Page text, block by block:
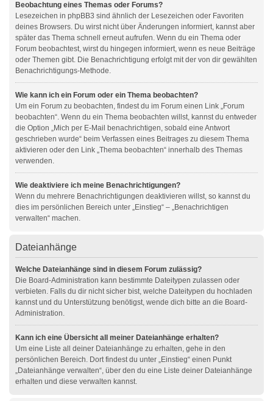
Beobachtung eines Themas oder Forums?
Lesezeichen in phpBB3 sind ähnlich der Lesezeichen oder Favoriten
deines Browsers. Du wirst nicht über Änderungen informiert, kannst aber
später das Thema schnell erneut aufrufen. Wenn du ein Thema oder
Forum beobachtest, wirst du hingegen informiert, wenn es neue Beiträge
oder Themen gibt. Die Benachrichtigung erfolgt mit der von dir gewählten
Benachrichtigungs-Methode.
Wie kann ich ein Forum oder ein Thema beobachten?
Um ein Forum zu beobachten, findest du im Forum einen Link „Forum
beobachten“. Wenn du ein Thema beobachten willst, kannst du entweder
die Option „Mich per E-Mail benachrichtigen, sobald eine Antwort
geschrieben wurde“ beim Verfassen eines Beitrages zu diesem Thema
aktivieren oder den Link „Thema beobachten“ innerhalb des Themas
verwenden.
Wie deaktiviere ich meine Benachrichtigungen?
Wenn du mehrere Benachrichtigungen deaktivieren willst, so kannst du
dies im persönlichen Bereich unter „Einstieg“ – „Benachrichtigen
verwalten“ machen.
Dateianhänge
Welche Dateianhänge sind in diesem Forum zulässig?
Die Board-Administration kann bestimmte Dateitypen zulassen oder
verbieten. Falls du dir nicht sicher bist, welche Dateitypen du hochladen
kannst und du Unterstützung benötigst, wende dich bitte an die Board-
Administration.
Kann ich eine Übersicht all meiner Dateianhänge erhalten?
Um eine Liste all deiner Dateianhänge zu erhalten, gehe in den
persönlichen Bereich. Dort findest du unter „Einstieg“ einen Punkt
„Dateianhänge verwalten“, über den du eine Liste deiner Dateianhänge
erhalten und diese verwalten kannst.